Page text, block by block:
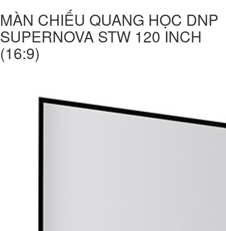
MÀN CHIẾU QUANG HỌC DNP
SUPERNOVA STW 120 INCH
(16:9)